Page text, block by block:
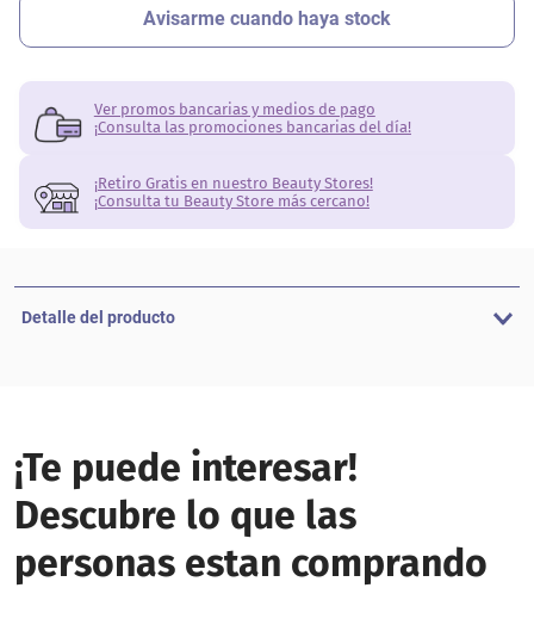
Ver promos bancarias y medios de pago
¡Consulta las promociones bancarias del día!
¡Retiro Gratis en nuestro Beauty Stores!
¡Consulta tu Beauty Store más cercano!
Detalle del producto
¡Te puede interesar!
Descubre lo que las
personas estan comprando